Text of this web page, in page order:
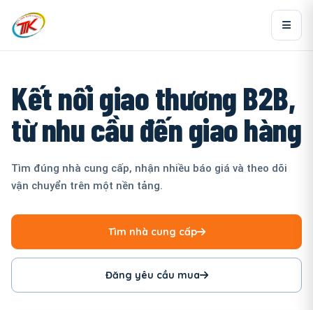
Kết nối giao thương B2B,
từ nhu cầu đến giao hàng
Tìm đúng nhà cung cấp, nhận nhiều báo giá và theo dõi
vận chuyển trên một nền tảng.
Tìm nhà cung cấp
Đăng yêu cầu mua